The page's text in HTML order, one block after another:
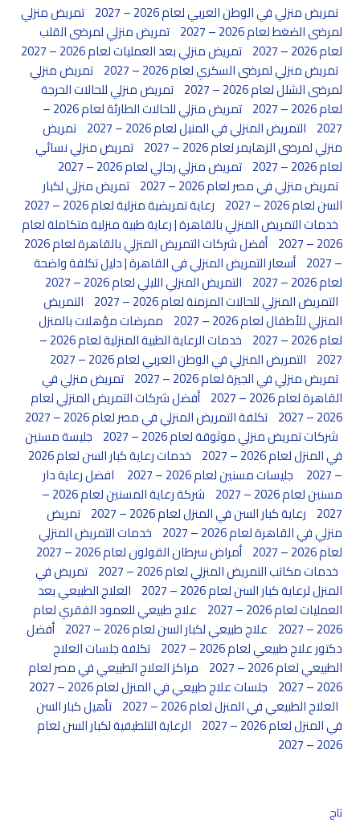
تمريض منزلي في الوطن العربي لعام 2026 – 2027
تمريض منزلي
لمرضى الضغط لعام 2026 – 2027
تمريض منزلي لمرضى القلب
لعام 2026 – 2027
تمريض منزلي بعد العمليات لعام 2026 – 2027
تمريض منزلي لمرضى السكري لعام 2026 – 2027
تمريض منزلي
لمرضى الشلل لعام 2026 – 2027
تمريض منزلي للحالات الحرجة
لعام 2026 – 2027
تمريض منزلي للحالات الطارئة لعام 2026 –
2027 التمريض المنزلي في المنيل لعام 2026 – 2027
تمريض
منزلي لمرضى الزهايمر لعام 2026 – 2027
تمريض منزلي نسائي
لعام 2026 – 2027
تمريض منزلي رجالي لعام 2026 – 2027
تمريض منزلي في مصر لعام 2026 – 2027
تمريض منزلي لكبار
السن لعام 2026 – 2027
رعاية تمريضية منزلية لعام 2026 – 2027
خدمات التمريض المنزلي بالقاهرة | رعاية طبية منزلية متكاملة لعام
2026 – 2027
أفضل شركات التمريض المنزلي بالقاهرة لعام 2026
– 2027
أسعار التمريض المنزلي في القاهرة | دليل تكلفة واضحة
لعام 2026 – 2027
التمريض المنزلي الليلي لعام 2026 – 2027
التمريض المنزلي للحالات المزمنة لعام 2026 – 2027
التمريض
المنزلي للأطفال لعام 2026 – 2027
ممرضات مؤهلات بالمنزل
لعام 2026 – 2027
خدمات الرعاية الطبية المنزلية لعام 2026 –
2027 التمريض المنزلي في الوطن العربي لعام 2026 – 2027
تمريض منزلي في الجيزة لعام 2026 – 2027
تمريض منزلي في
القاهرة لعام 2026 – 2027
أفضل شركات التمريض المنزلي لعام
2026 – 2027
تكلفة التمريض المنزلي في مصر لعام 2026 – 2027
شركات تمريض منزلي موثوقة لعام 2026 – 2027
جليسة مسنين
في المنزل لعام 2026 – 2027
خدمات رعاية كبار السن لعام 2026
– 2027
جليسات مسنين لعام 2026 – 2027
افضل رعاية دار
مسنين لعام 2026 – 2027
شركة رعاية المسنين لعام 2026 –
2027 رعاية كبار السن في المنزل لعام 2026 – 2027
تمريض
منزلي في القاهرة لعام 2026 – 2027
خدمات التمريض المنزلي
لعام 2026 – 2027
أمراض سرطان القولون لعام 2026 – 2027
خدمات مكاتب التمريض المنزلي لعام 2026 – 2027
تمريض في
المنزل لرعاية كبار السن لعام 2026 – 2027
العلاج الطبيعي بعد
العمليات لعام 2026 – 2027
علاج طبيعي للعمود الفقري لعام
2026 – 2027
علاج طبيعي لكبار السن لعام 2026 – 2027
أفضل
دكتور علاج طبيعي لعام 2026 – 2027
تكلفة جلسات العلاج
الطبيعي لعام 2026 – 2027
مراكز العلاج الطبيعي في مصر لعام
2026 – 2027
جلسات علاج طبيعي في المنزل لعام 2026 – 2027
العلاج الطبيعي في المنزل لعام 2026 – 2027
تأهيل كبار السن
في المنزل لعام 2026 – 2027
الرعاية التلطيفية لكبار السن لعام
2026 – 2027
تاج